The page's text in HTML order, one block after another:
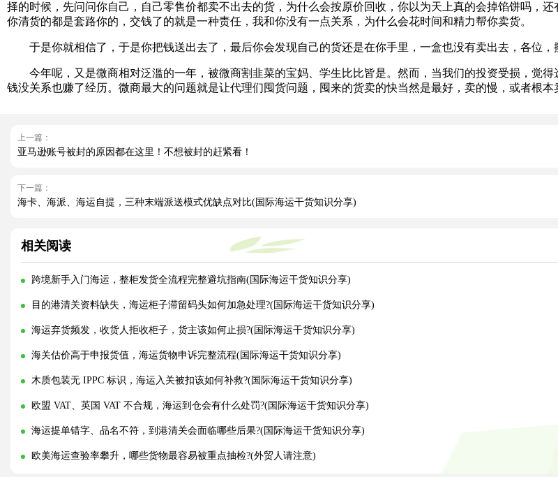
择的时候，先问问你自己，自己零售价都卖不出去的货，为什么会按原价回收，你以为天上真的会掉馅饼吗，
你清货的都是套路你的，交钱了的就是一种责任，我和你没有一点关系，为什么会花时间和精力帮你卖货。
于是你就相信了，于是你把钱送出去了，最后你会发现自己的货还是在你手里，一盒也没有卖出去，各位，
今年呢，又是微商相对泛滥的一年，被微商割韭菜的宝妈、学生比比皆是。然而，当我们的投资受损，觉得
钱没关系也赚了经历。微商最大的问题就是让代理们囤货问题，囤来的货卖的快当然是最好，卖的慢，或者根
上一篇：
亚马逊账号被封的原因都在这里！不想被封的赶紧看！
下一篇：
海卡、海派、海运自提，三种末端派送模式优缺点对比(国际海运干货知识分享)
相关阅读
跨境新手入门海运，整柜发货全流程完整避坑指南(国际海运干货知识分享)
目的港清关资料缺失，海运柜子滞留码头如何加急处理?(国际海运干货知识分享)
海运弃货频发，收货人拒收柜子，货主该如何止损?(国际海运干货知识分享)
海关估价高于申报货值，海运货物申诉完整流程(国际海运干货知识分享)
木质包装无 IPPC 标识，海运入关被扣该如何补救?(国际海运干货知识分享)
欧盟 VAT、英国 VAT 不合规，海运到仓会有什么处罚?(国际海运干货知识分享)
海运提单错字、品名不符，到港清关会面临哪些后果?(国际海运干货知识分享)
欧美海运查验率攀升，哪些货物最容易被重点抽检?(外贸人请注意)